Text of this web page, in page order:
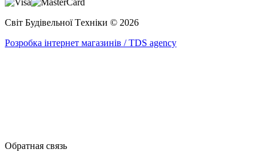
Світ Будівельної Tехніки © 2026
Розробка інтернет магазинів / TDS agency
Обратная связь